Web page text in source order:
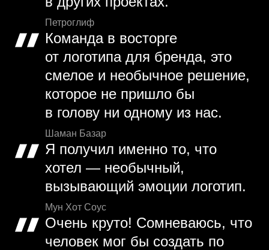
Петроглиф
Команда в восторге
от логотипа для бренда, это
смелое и необычное решение,
которое не пришло бы
в голову ни одному из нас.
Шаман Базар
Я получил именно то, что
хотел — необычный,
вызывающий эмоции логотип.
Мун Хот Соус
Очень круто! Сомневаюсь, что
человек мог бы создать по